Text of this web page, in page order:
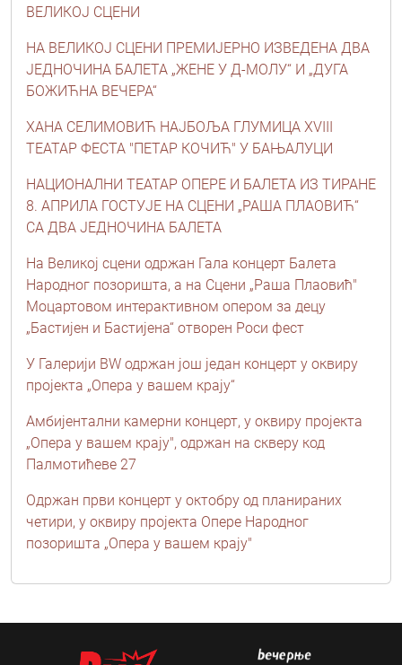
ВЕЛИКОЈ СЦЕНИ
НА ВЕЛИКОЈ СЦЕНИ ПРЕМИЈЕРНО ИЗВЕДЕНА ДВА
ЈЕДНОЧИНА БАЛЕТА „ЖЕНЕ У Д-МОЛУ“ И „ДУГА
БОЖИЋНА ВЕЧЕРА“
ХАНА СЕЛИМОВИЋ НАЈБОЉА ГЛУМИЦА XVIII
ТЕАТАР ФЕСТА "ПЕТАР КОЧИЋ" У БАЊАЛУЦИ
НАЦИОНАЛНИ ТЕАТАР ОПЕРЕ И БАЛЕТА ИЗ ТИРАНЕ
8. АПРИЛА ГОСТУЈЕ НА СЦЕНИ „РАША ПЛАОВИЋ“
СА ДВА ЈЕДНОЧИНА БАЛЕТА
На Великој сцени одржан Гала концерт Балета
Народног позоришта, a на Сцени „Раша Плаовић"
Моцартовом интерактивном опером за децу
„Бастијен и Бастијена“ отворен Роси фест
У Галерији BW одржан још један концерт у оквиру
пројекта „Опера у вашем крају“
Амбијентални камерни концерт, у оквиру пројекта
„Опера у вашем крају", одржан на скверу код
Палмотићеве 27
Одржан први концерт у октобру од планираних
четири, у оквиру пројекта Опере Народног
позоришта „Опера у вашем крају"